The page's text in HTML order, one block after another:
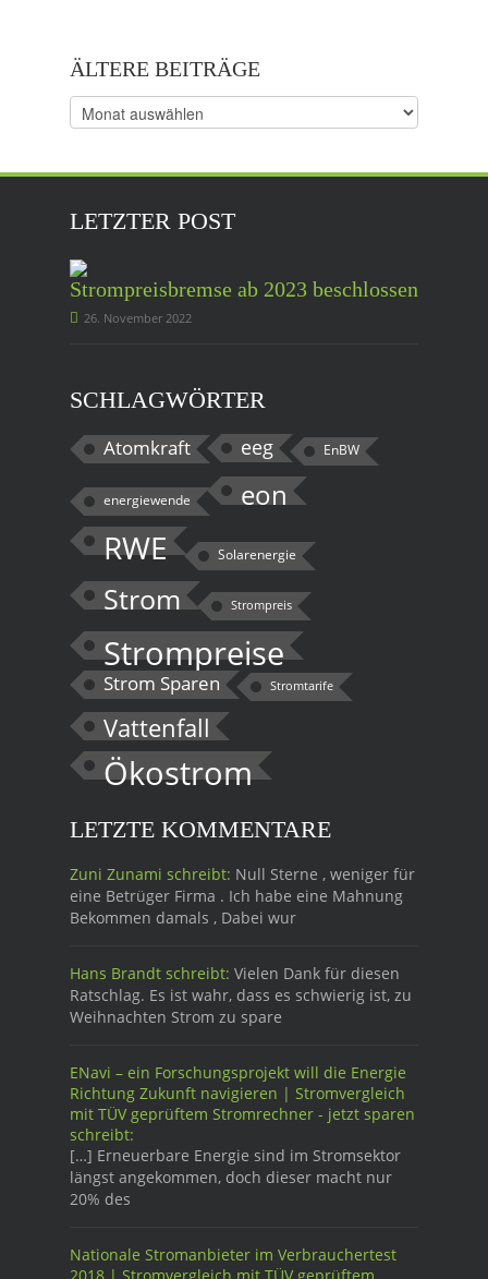
ÄLTERE BEITRÄGE
Ältere
Beiträge
LETZTER POST
Strompreisbremse ab 2023 beschlossen
26. November 2022
SCHLAGWÖRTER
Atomkraft eeg EnBW
energiewende eon
RWE Solarenergie
Strom Strompreis
Strompreise
Strom Sparen Stromtarife
Vattenfall
Ökostrom
LETZTE KOMMENTARE
Zuni Zunami schreibt: Null Sterne , weniger für
eine Betrüger Firma . Ich habe eine Mahnung
Bekommen damals , Dabei wur
Hans Brandt schreibt: Vielen Dank für diesen
Ratschlag. Es ist wahr, dass es schwierig ist, zu
Weihnachten Strom zu spare
ENavi – ein Forschungsprojekt will die Energie
Richtung Zukunft navigieren | Stromvergleich
mit TÜV geprüftem Stromrechner - jetzt sparen
schreibt:
[…] Erneuerbare Energie sind im Stromsektor
längst angekommen, doch dieser macht nur
20% des
Nationale Stromanbieter im Verbrauchertest
2018 | Stromvergleich mit TÜV geprüftem